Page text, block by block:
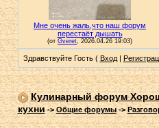
Здравствуйте Гость ( Вход|
Кулинарный форум
кухни->Общие форумы->